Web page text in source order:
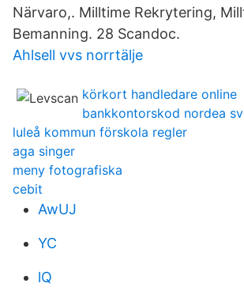
Närvaro,. Milltime Rekrytering,
Bemanning. 28 Scandoc.
Ahlsell vvs norrtälje
körkort handledare online
bankkontorskod nordea
luleå kommun förskola regler
aga singer
meny fotografiska
cebit
AwUJ
YC
lQ